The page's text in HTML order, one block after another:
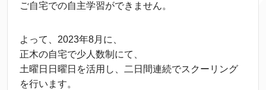
ご自宅での自主学習ができません。
よって、2023年8月に、
正木の自宅で少人数制にて、
土曜日日曜日を活用し、二日間連続でスクーリング
を行います。